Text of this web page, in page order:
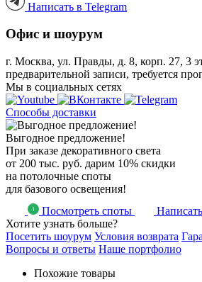
Написать в Telegram
Офис и шоурум
г. Москва, ул. Правды, д. 8, корп. 27, 3
предварительной записи, требуется
Мы в социальных сетях
Способы доставки
Выгодное предложение!
При заказе декоративного света
от 200 тыс. руб. дарим 10% скидки
на потолочные споты
для базового освещения!
Посмотреть споты
Хотите узнать больше?
Посетить шоурум Условия возврата
Вопросы и ответы Наше портфолио
Похожие товары